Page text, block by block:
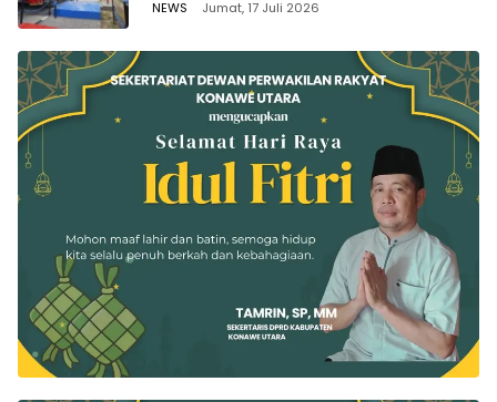
NEWS Jumat, 17 Juli 2026